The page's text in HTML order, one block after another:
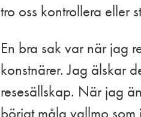
tro oss kontrollera eller
En bra sak var när jag
konstnärer. Jag älskar
resesällskap. När jag
börjat måla vallmo